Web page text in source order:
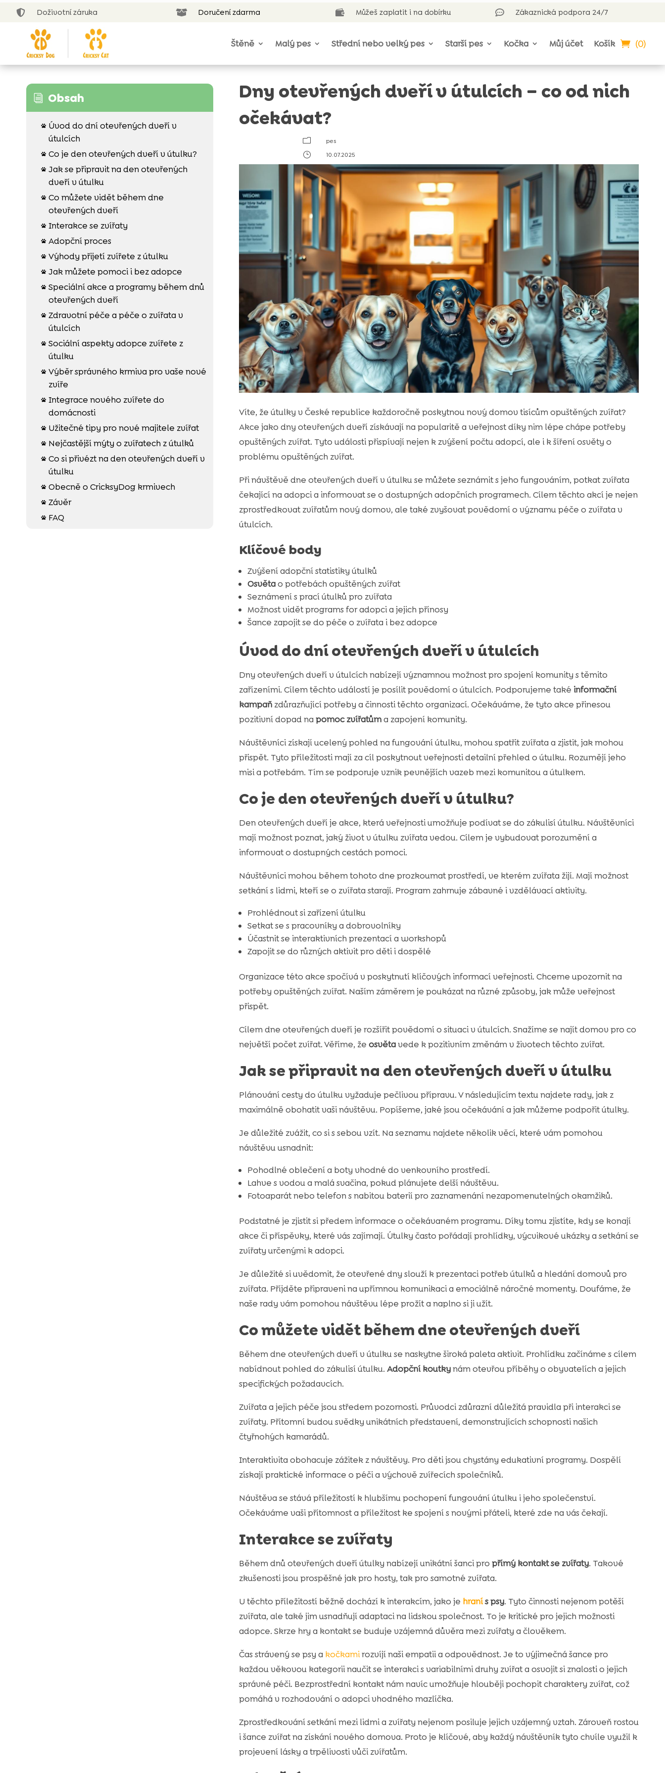
 Doživotní záruka  Doručení zdarma  Můžeš zaplatit i na dobírku  Zákaznická podpora 24/7
Štěně Malý pes Střední nebo velký pes Starší pes Kočka Můj účet Košík (0)
i Obsah

Úvod do dní otevřených dveří v
útulcích
 Co je den otevřených dveří v útulku?
 Jak se připravit na den otevřených
dveří v útulku
 Co můžete vidět během dne
otevřených dveří
 Interakce se zvířaty
 Adopční proces
 Výhody přijetí zvířete z útulku
 Jak můžete pomoci i bez adopce
 Speciální akce a programy během dnů
otevřených dveří
 Zdravotní péče a péče o zvířata v
útulcích
 Sociální aspekty adopce zvířete z
útulku
 Výběr správného krmiva pro vaše nové
zvíře
 Integrace nového zvířete do
domácnosti
 Užitečné tipy pro nové majitele zvířat
 Nejčastější mýty o zvířatech z útulků
 Co si přivézt na den otevřených dveří v
útulku
 Obecně o CricksyDog krmivech
 Závěr
 FAQ
Dny otevřených dveří v útulcích – co od nich
očekávat?
m
pes
}
10.07.2025
Víte, že útulky v České republice každoročně poskytnou nový domov tisícům opuštěných zvířat?
Akce jako dny otevřených dveří získávají na popularitě a veřejnost díky nim lépe chápe potřeby
opuštěných zvířat. Tyto události přispívají nejen k zvýšení počtu adopcí, ale i k šíření osvěty o
problému opuštěných zvířat.
Při návštěvě dne otevřených dveří v útulku se můžete seznámit s jeho fungováním, potkat zvířata
čekající na adopci a informovat se o dostupných adopčních programech. Cílem těchto akcí je nejen
zprostředkovat zvířatům nový domov, ale také zvyšovat povědomí o významu péče o zvířata v
útulcích.
Klíčové body
Zvýšení adopční statistiky útulků
Osvětao potřebách opuštěných zvířat
Seznámení s prací útulků pro zvířata
Možnost vidět programs for adopci a jejich přínosy
Šance zapojit se do péče o zvířata i bez adopce
Úvod do dní otevřených dveří v útulcích
Dny otevřených dveří v útulcích nabízejí významnou možnost pro spojení komunity s těmito
zařízeními. Cílem těchto událostí je posílit povědomí o útulcích. Podporujeme také informační
kampaňzdůrazňující potřeby a činnosti těchto organizací. Očekáváme, že tyto akce přinesou
pozitivní dopad na pomoc zvířatůma zapojení komunity.
Návštěvníci získají ucelený pohled na fungování útulku, mohou spatřit zvířata a zjistit, jak mohou
přispět. Tyto příležitosti mají za cíl poskytnout veřejnosti detailní přehled o útulku. Rozumějí jeho
misi a potřebám. Tím se podporuje vznik pevnějších vazeb mezi komunitou a útulkem.
Co je den otevřených dveří v útulku?
Den otevřených dveří je akce, která veřejnosti umožňuje podívat se do zákulisí útulku. Návštěvníci
mají možnost poznat, jaký život v útulku zvířata vedou. Cílem je vybudovat porozumění a
informovat o dostupných cestách pomoci.
Návštěvníci mohou během tohoto dne prozkoumat prostředí, ve kterém zvířata žijí. Mají možnost
setkání s lidmi, kteří se o zvířata starají. Program zahrnuje zábavné i vzdělávací aktivity.
Prohlédnout si zařízení útulku
Setkat se s pracovníky a dobrovolníky
Účastnit se interaktivních prezentací a workshopů
Zapojit se do různých aktivit pro děti i dospělé
Organizace této akce spočívá v poskytnutí klíčových informací veřejnosti. Chceme upozornit na
potřeby opuštěných zvířat. Naším záměrem je poukázat na různé způsoby, jak může veřejnost
přispět.
Cílem dne otevřených dveří je rozšířit povědomí o situaci v útulcích. Snažíme se najít domov pro co
největší počet zvířat. Věříme, že osvětavede k pozitivním změnám v životech těchto zvířat.
Jak se připravit na den otevřených dveří v útulku
Plánování cesty do útulku vyžaduje pečlivou přípravu. V následujícím textu najdete rady, jak z
maximálně obohatit vaši návštěvu. Popíšeme, jaké jsou očekávání a jak můžeme podpořit útulky.
Je důležité zvážit, co si s sebou vzít. Na seznamu najdete několik věcí, které vám pomohou
návštěvu usnadnit:
Pohodlné oblečení a boty vhodné do venkovního prostředí.
Lahve s vodou a malá svačina, pokud plánujete delší návštěvu.
Fotoaparát nebo telefon s nabitou baterií pro zaznamenání nezapomenutelných okamžiků.
Podstatné je zjistit si předem informace o očekávaném programu. Díky tomu zjistíte, kdy se konají
akce či příspěvky, které vás zajímají. Útulky často pořádají prohlídky, výcvikové ukázky a setkání se
zvířaty určenými k adopci.
Je důležité si uvědomit, že otevřené dny slouží k prezentaci potřeb útulků a hledání domovů pro
zvířata. Příjděte připraveni na upřímnou komunikaci a emociálně náročné momenty. Doufáme, že
naše rady vám pomohou návštěvu lépe prožít a naplno si ji užít.
Co můžete vidět během dne otevřených dveří
Během dne otevřených dveří v útulku se naskytne široká paleta aktivit. Prohlídku začínáme s cílem
nabídnout pohled do zákulisí útulku. Adopční koutkynám otevřou příběhy o obyvatelích a jejich
specifických požadavcích.
Zvířata a jejich péče jsou středem pozornosti. Průvodci zdůrazní důležitá pravidla při interakci se
zvířaty. Přítomní budou svědky unikátních představení, demonstrujících schopnosti našich
čtyřnohých kamarádů.
Interaktivita obohacuje zážitek z návštěvy. Pro děti jsou chystány edukativní programy. Dospělí
získají praktické informace o péči a výchově zvířecích společníků.
Návštěva se stává příležitostí k hlubšímu pochopení fungování útulku i jeho společenství.
Očekáváme vaši přítomnost a příležitost ke spojení s novými přáteli, které zde na vás čekají.
Interakce se zvířaty
Během dnů otevřených dveří útulky nabízejí unikátní šanci pro přímý kontakt se zvířaty. Takové
zkušenosti jsou prospěšné jak pro hosty, tak pro samotné zvířata.
U těchto příležitostí běžně dochází k interakcím, jako je hranís psy. Tyto činnosti nejenom potěší
zvířata, ale také jim usnadňují adaptaci na lidskou společnost. To je kritické pro jejich možnosti
adopce. Skrze hry a kontakt se buduje vzájemná důvěra mezi zvířaty a člověkem.
Čas strávený se psy a kočkamirozvíjí naši empatii a odpovědnost. Je to výjimečná šance pro
každou věkovou kategorii naučit se interakci s variabilními druhy zvířat a osvojit si znalosti o jejich
správné péči. Bezprostřední kontakt nám navíc umožňuje hlouběji pochopit charaktery zvířat, což
pomáhá v rozhodování o adopci vhodného mazlíčka.
Zprostředkování setkání mezi lidmi a zvířaty nejenom posiluje jejich vzájemný vztah. Zároveň rostou
i šance zvířat na získání nového domova. Proto je klíčové, aby každý návštěvník tyto chvíle využil k
projevení lásky a trpělivosti vůči zvířatům.